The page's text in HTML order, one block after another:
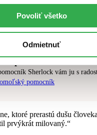
Povoliť všetko
Odmietnuť
vyhovujúci zadaným
vyhľadávaný výraz.
Sherlock vám ju s
pomocník
ktoré prerastú dušu
prvýkrát milovaný.